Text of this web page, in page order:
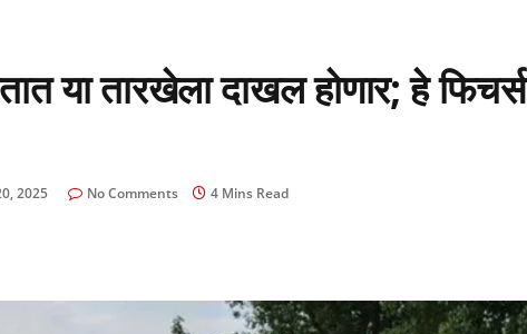
या तारखेला दाखल होणार; हे फिचर्स
2025 No Comments 4 Mins Read